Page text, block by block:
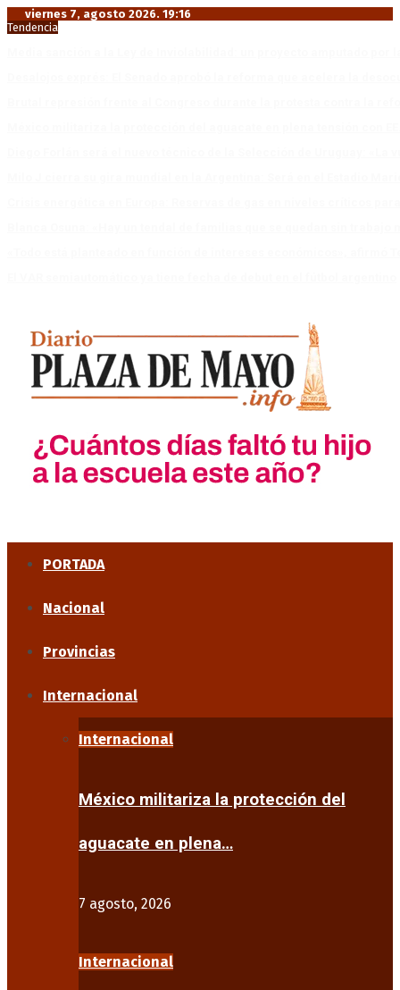
viernes 7, agosto 2026. 19:16
Tendencia
PORTADA
Nacional
Provincias
Internacional
Internacional
México militariza la protección del
aguacate en plena…
7 agosto, 2026
Internacional